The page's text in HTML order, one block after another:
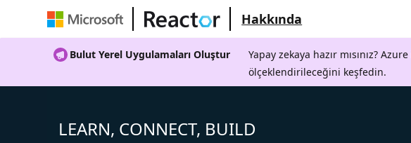
Hakkında
Bulut Yerel Uygulamaları Oluştur
Yapay zekaya hazır mısınız?
ölçeklendirileceğini keşfedin.
LEARN, CONNECT, BUILD